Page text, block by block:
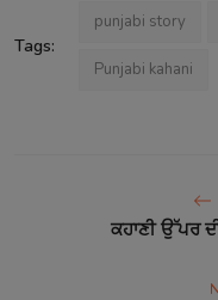
Tags:
punjabi story
Punjabi kahani
ਕਹਾਣੀ ਉੱਪਰ